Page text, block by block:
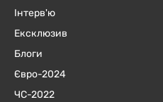
Інтерв'ю
Ексклюзив
Блоги
Євро-2024
ЧC-2022